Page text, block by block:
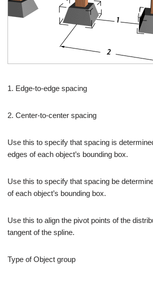
1. Edge-to-edge spacing
2. Center-to-center spacing
Use this to specify that spacing is
edges of each object’s bounding box.
Use this to specify that spacing be
of each object’s bounding box.
Use this to align the pivot points of the
tangent of the spline.
Type of Object group